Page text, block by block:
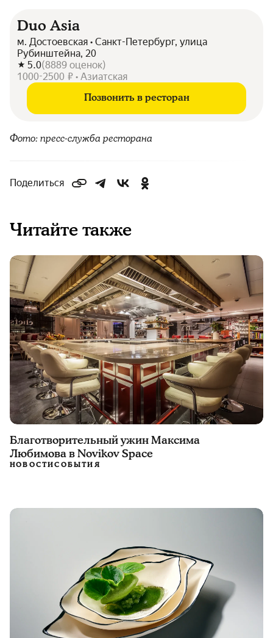
Duo Asia
м. Достоевская • Санкт-Петербург, улица
Рубинштейна, 20
5.0(8889 оценок)
1000-2500 ₽ • Азиатская
Позвонить в ресторан
Фото: пресс-служба ресторана
Поделиться
Читайте также
Благотворительный ужин Максима
Любимова в Novikov Space
НОВОСТИСОБЫТИЯ